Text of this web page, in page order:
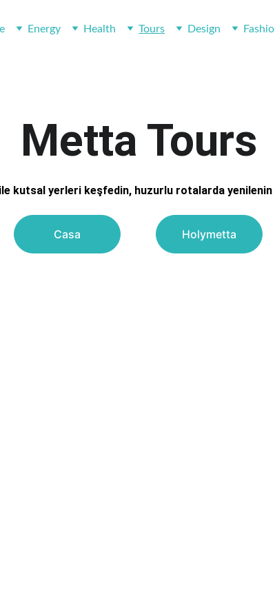
Energy Health Tours Design
Metta Tours
kutsal yerleri keşfedin, huzurlu rotalarda
Casa Holymetta